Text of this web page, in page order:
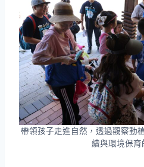
帶領孩子走進自然，透過觀察動
續與環境保育